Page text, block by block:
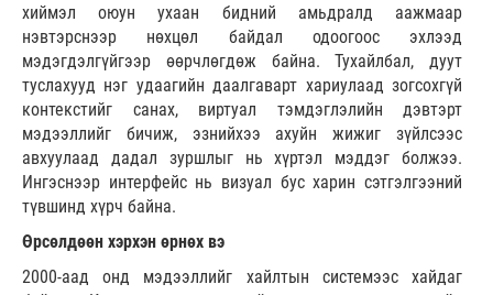
хиймэл оюун ухаан бидний амьдралд аажмаар
нэвтэрснээр нөхцөл байдал одоогоос эхлээд
мэдэгдэлгүйгээр өөрчлөгдөж байна. Тухайлбал, дуут
туслахууд нэг удаагийн даалгаварт хариулаад зогсохгүй
контекстийг санах, виртуал тэмдэглэлийн дэвтэрт
мэдээллийг бичиж, эзнийхээ ахуйн жижиг зүйлсээс
авхуулаад дадал зуршлыг нь хүртэл мэддэг болжээ.
Ингэснээр интерфейс нь визуал бус харин сэтгэлгээний
түвшинд хүрч байна.
Өрсөлдөөн хэрхэн өрнөх вэ
2000-аад онд мэдээллийг хайлтын системээс хайдаг